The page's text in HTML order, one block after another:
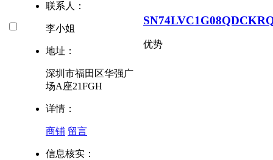
联系人：
李小姐
地址：
深圳市福田区华强广
场A座21FGH
详情：
商铺 留言
信息核实：
优势